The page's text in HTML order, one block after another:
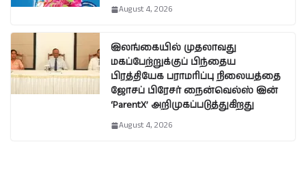
August 4, 2026
இலங்கையில் முதலாவது
மகப்பேற்றுக்குப் பிந்தைய
பிரத்தியேக பராமரிப்பு நிலையத்தை
ஜோசப் பிரேசர் நைன்வெல்ஸ் இன்
‘ParentX’ அறிமுகப்படுத்துகிறது
August 4, 2026